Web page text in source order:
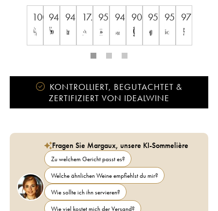
100 94 94 17.5 95 94 90 95 95 97
KONTROLLIERT, BEGUTACHTET &
ZERTIFIZIERT VON IDEALWINE
Fragen Sie Margaux, unsere KI-Sommelière
Zu welchem Gericht passt es?
Welche ähnlichen Weine empfiehlst du mir?
Wie sollte ich ihn servieren?
Wie viel kostet mich der Versand?